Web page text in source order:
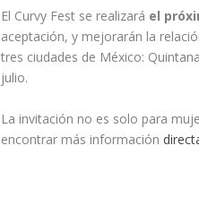
El Curvy Fest se realizará el
aceptación, y mejorarán la
tres ciudades de México:
julio.
La invitación no es solo para
encontrar más información